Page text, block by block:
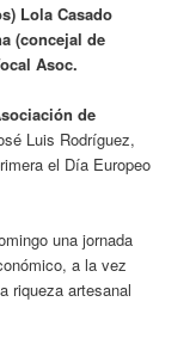
Lola Casado
(concejal de
Asoc.
de
Luis Rodríguez,
el Día Europeo
una jornada
a la vez
riqueza artesanal